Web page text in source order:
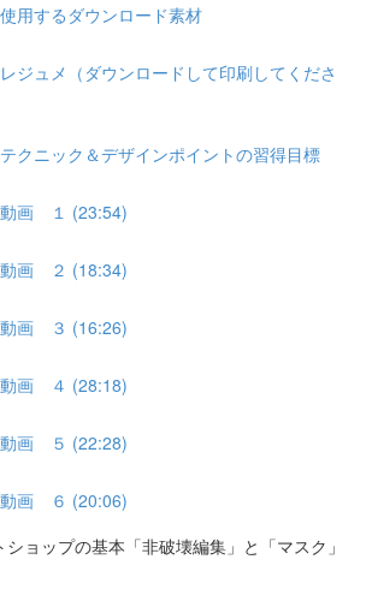
用するダウンロード素材
ジュメ（ダウンロードして印刷してくださ
クニック＆デザインポイントの習得目標
動画 １ (23:54)
動画 ２ (18:34)
動画 ３ (16:26)
動画 ４ (28:18)
動画 ５ (22:28)
動画 ６ (20:06)
ョップの基本「非破壊編集」と「マスク」